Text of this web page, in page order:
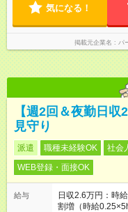
気になる！
掲載元企業名 パ
【週2回＆夜勤日
見守り
派遣 職種未経験OK 社会
WEB登録・面接OK
給与
日収2.6万円：時
割増（時給0.25×5h